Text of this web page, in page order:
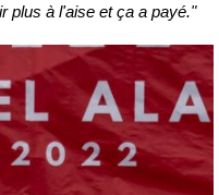
plus à l'aise et ça a payé."